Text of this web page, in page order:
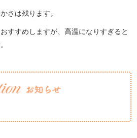
さは残ります。
すすめしますが、高温になりすぎると